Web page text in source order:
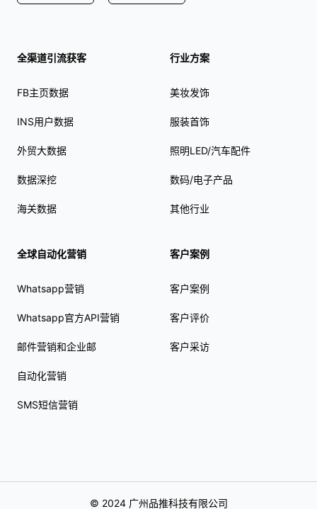
全渠道引流获客
FB主页数据
INS用户数据
外贸大数据
数据深挖
海关数据
全球自动化营销
Whatsapp营销
Whatsapp官方API营销
邮件营销和企业邮
自动化营销
SMS短信营销
行业方案
美妆发饰
服装首饰
照明LED/汽车配件
数码/电子产品
其他行业
客户案例
客户案例
客户评价
客户采访
© 2024 广州品推科技有限公司